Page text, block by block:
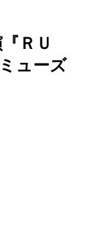
ＲＵ
ューズ